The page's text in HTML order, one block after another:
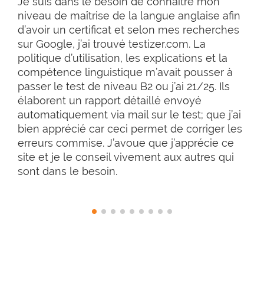
niveau de maîtrise de la langue anglaise afin
d’avoir un certificat et selon mes recherches
sur Google, j’ai trouvé testizer.com. La
politique d’utilisation, les explications et la
compétence linguistique m’avait pousser à
passer le test de niveau B2 ou j’ai 21/25. Ils
élaborent un rapport détaillé envoyé
automatiquement via mail sur le test; que j’ai
bien apprécié car ceci permet de corriger les
erreurs commise. J’avoue que j’apprécie ce
site et je le conseil vivement aux autres qui
sont dans le besoin.